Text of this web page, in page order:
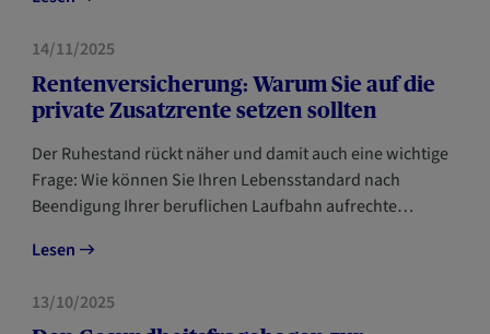
VORSORGE
14/11/2025
Rentenversicherung: Warum Sie auf die
private Zusatzrente setzen sollten
Der Ruhestand rückt näher und damit auch eine wichtige
Frage: Wie können Sie Ihren Lebensstandard nach
Beendigung Ihrer beruflichen Laufbahn aufrechte…
Lesen
VORSORGE
13/10/2025